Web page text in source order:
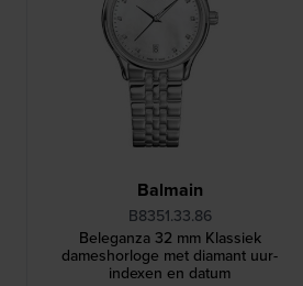
Balmain
B8351.33.86
Beleganza 32 mm Klassiek
dameshorloge met diamant uur-
indexen en datum